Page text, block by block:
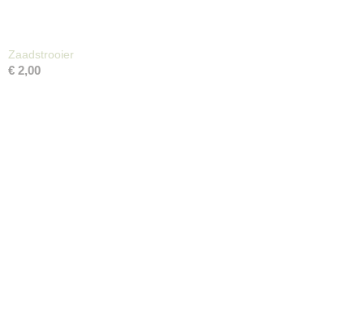
Zaadstrooier
€ 2,00